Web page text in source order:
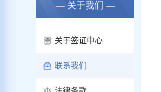
— 关于我们 —
关于签证中心
联系我们